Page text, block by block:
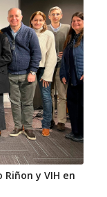
Riñon y VIH en